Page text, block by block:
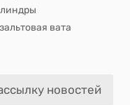
вата
новостей